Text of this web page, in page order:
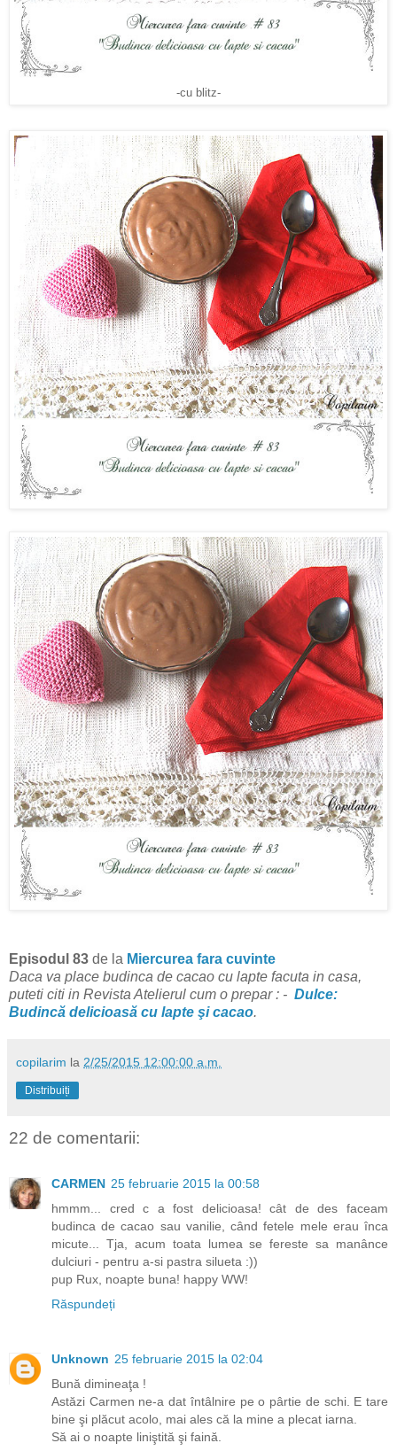
-cu blitz-
Episodul 83 de la Miercurea fara cuvinte
Daca va place budinca de cacao cu lapte facuta in casa,
puteti citi in Revista Atelierul cum o prepar : - Dulce:
Budincă delicioasă cu lapte şi cacao.
copilarim la 2/25/2015 12:00:00 a.m.
Distribuiți
22 de comentarii:
CARMEN 25 februarie 2015 la 00:58
hmmm... cred c a fost delicioasa! cât de des faceam
budinca de cacao sau vanilie, când fetele mele erau înca
micute... Tja, acum toata lumea se fereste sa manânce
dulciuri - pentru a-si pastra silueta :))
pup Rux, noapte buna! happy WW!
Răspundeți
Unknown 25 februarie 2015 la 02:04
Bună dimineaţa !
Astăzi Carmen ne-a dat întâlnire pe o pârtie de schi. E tare
bine şi plăcut acolo, mai ales că la mine a plecat iarna.
Să ai o noapte liniştită şi faină.